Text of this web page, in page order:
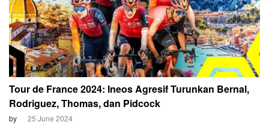
Tour de France 2024: Ineos Agresif Turunkan Bernal,
Rodriguez, Thomas, dan Pidcock
by 25 June 2024